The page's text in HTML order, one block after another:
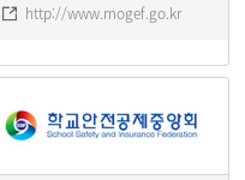
http://www.mogef.go.kr